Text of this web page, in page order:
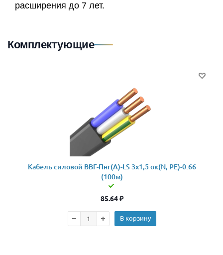
расширения до 7 лет.
Комплектующие
Кабель силовой ВВГ-Пнг(А)-LS 3x1,5 ок(N, PE)-0.66
(100м)
85.64₽
В корзину